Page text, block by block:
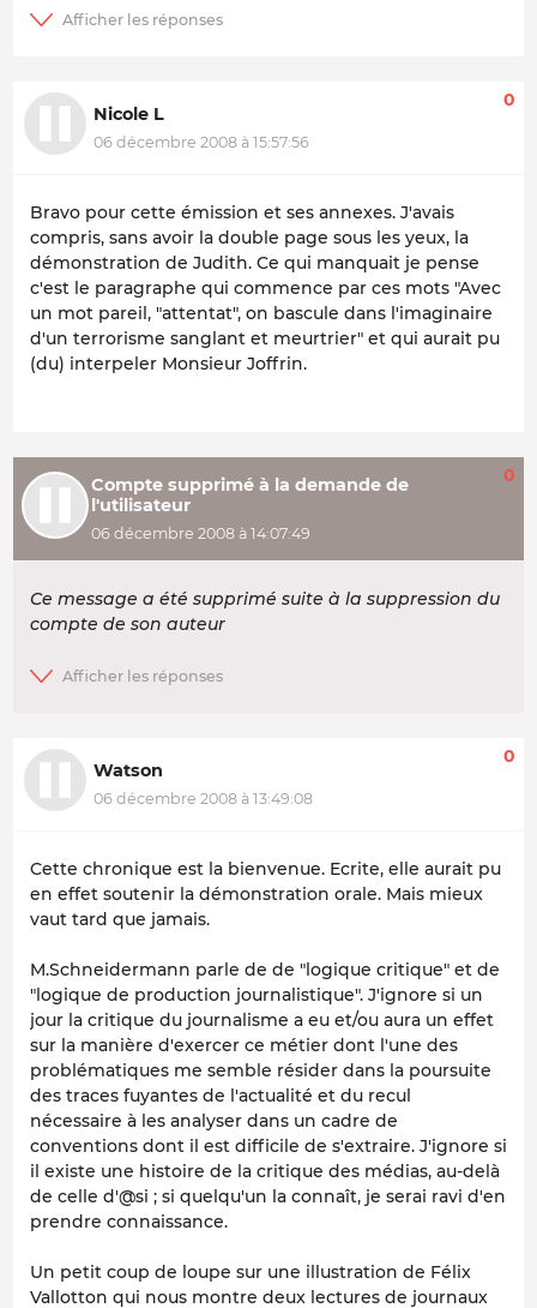
Nicole L
06 décembre 2008 à 15:57:56
0
Bravo pour cette émission et ses annexes. J'avais
compris, sans avoir la double page sous les yeux, la
démonstration de Judith. Ce qui manquait je pense
c'est le paragraphe qui commence par ces mots "Avec
un mot pareil, "attentat", on bascule dans l'imaginaire
d'un terrorisme sanglant et meurtrier" et qui aurait pu
(du) interpeler Monsieur Joffrin.
Compte supprimé à la demande de
l'utilisateur
06 décembre 2008 à 14:07:49
0
Ce message a été supprimé suite à la suppression du
compte de son auteur
Watson
06 décembre 2008 à 13:49:08
0
Cette chronique est la bienvenue. Ecrite, elle aurait pu
en effet soutenir la démonstration orale. Mais mieux
vaut tard que jamais.
M.Schneidermann parle de de "logique critique" et de
"logique de production journalistique". J'ignore si un
jour la critique du journalisme a eu et/ou aura un effet
sur la manière d'exercer ce métier dont l'une des
problématiques me semble résider dans la poursuite
des traces fuyantes de l'actualité et du recul
nécessaire à les analyser dans un cadre de
conventions dont il est difficile de s'extraire. J'ignore si
il existe une histoire de la critique des médias, au-delà
de celle d'@si ; si quelqu'un la connaît, je serai ravi d'en
prendre connaissance.
Un petit coup de loupe sur une illustration de Félix
Vallotton qui nous montre deux lectures de journaux